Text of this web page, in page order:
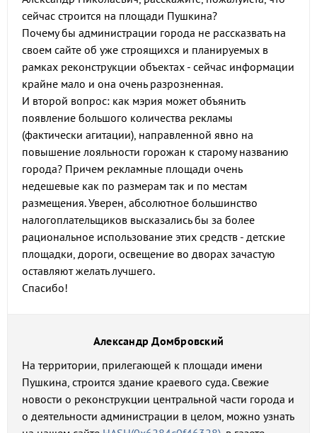
сейчас строится на площади Пушкина?
Почему бы администрации города не рассказвать на
своем сайте об уже строящихся и планируемых в
рамках реконструкции объектах - сейчас информации
крайне мало и она очень разрозненная.
И второй вопрос: как мэрия может объянить
появление большого количества рекламы
(фактически агитации), направленной явно на
повышение лояльности горожан к старому названию
города? Причем рекламные площади очень
недешевые как по размерам так и по местам
размещения. Уверен, абсолютное большинство
налогоплательщиков высказались бы за более
рациональное использование этих средств - детские
площадки, дороги, освещение во дворах зачастую
оставляют желать лучшего.
Спасибо!
Александр Домбровский
На территории, прилегающей к площади имени
Пушкина, строится здание краевого суда. Свежие
новости о реконструкции центральной части города и
о деятельности администрации в целом, можно узнать